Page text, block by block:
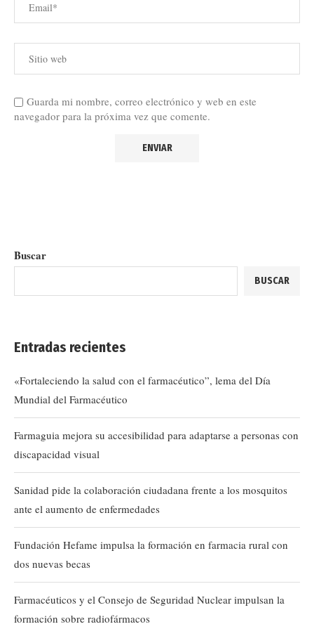
Guarda mi nombre, correo electrónico y web en este
navegador para la próxima vez que comente.
Buscar
BUSCAR
Entradas recientes
«Fortaleciendo la salud con el farmacéutico”, lema del Día
Mundial del Farmacéutico
Farmaguia mejora su accesibilidad para adaptarse a personas con
discapacidad visual
Sanidad pide la colaboración ciudadana frente a los mosquitos
ante el aumento de enfermedades
Fundación Hefame impulsa la formación en farmacia rural con
dos nuevas becas
Farmacéuticos y el Consejo de Seguridad Nuclear impulsan la
formación sobre radiofármacos